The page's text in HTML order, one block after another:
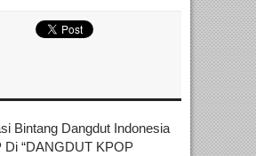
Bintang Dangdut Indonesia
Di “DANGDUT KPOP